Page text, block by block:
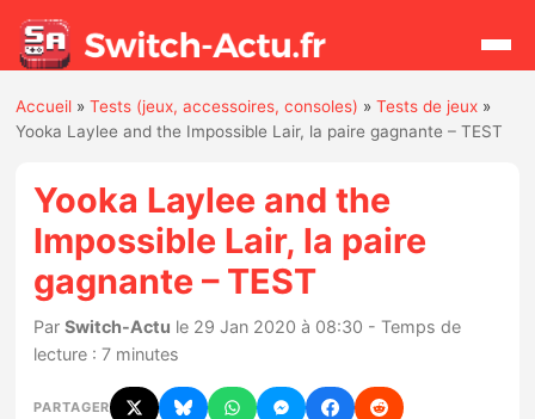
Rechercher
Actualités
Jeux
Hardware
Mises à jour
Accueil »Tests (jeux, accessoires, consoles) »Tests de jeux »
Yooka Laylee and the Impossible Lair, la paire gagnante – TEST
Yooka Laylee and the
Impossible Lair, la paire
gagnante – TEST
ParSwitch-Actu le 29 Jan 2020 à 08:30 - Temps de
lecture : 7 minutes
PARTAGER